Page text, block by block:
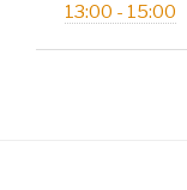
13:00 - 15:00